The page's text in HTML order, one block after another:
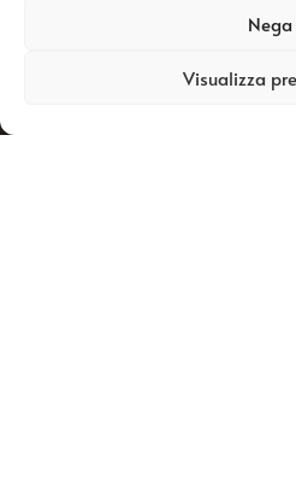
Nega
Visualizza